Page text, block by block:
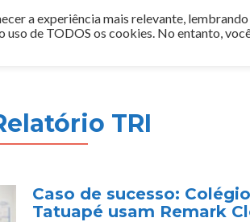
Inicio
TRI
Caso de sucesso:
Tatuapé usam Remark
a experiência mais relevante,
uso de TODOS os cookies. No entanto,